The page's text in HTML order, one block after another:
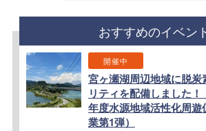
おすすめのイベン
開催中
宮ヶ瀬湖周辺地域に脱炭
リティを配備しました！
年度水源地域活性化周遊
業第1弾）